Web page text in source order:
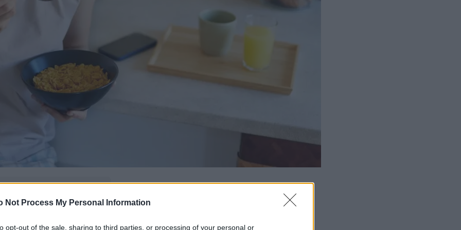
Not Process My Personal Information
opt-out of the sale, sharing to third parties, or processing of your personal or
πιο συχνά